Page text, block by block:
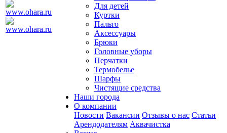
Для детей
Куртки
Пальто
Аксессуары
Брюки
Головные уборы
Перчатки
Термобелье
Шарфы
Чистящие средства
Наши города
О компании
Новости Вакансии Отзывы о нас Статьи
Арендодателям Аквачистка